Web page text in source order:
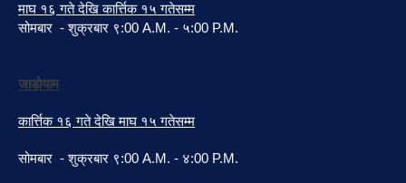
माघ १६ गते देखि कार्त्तिक १५ गतेसम्म
सोमबार - शुक्रबार ९:00 A.M. - ५:00 P.M.
जाडोयाम
कार्त्तिक १६ गते देखि माघ १५ गतेसम्म
सोमबार - शुक्रबार ९:00 A.M. - ४:00 P.M.